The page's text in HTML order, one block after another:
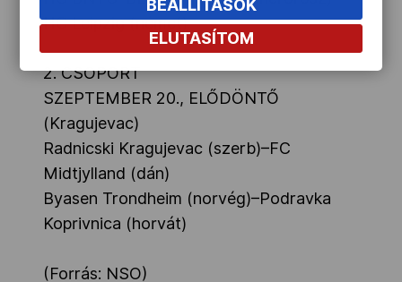
HC Leipzig (német)
2. CSOPORT
SZEPTEMBER 20., ELŐDÖNTŐ
(Kragujevac)
Radnicski Kragujevac (szerb)–FC
Midtjylland (dán)
Byasen Trondheim (norvég)–Podravka
Koprivnica (horvát)
(Forrás: NSO)
BEÁLLÍTÁSOK
ELUTASÍTOM